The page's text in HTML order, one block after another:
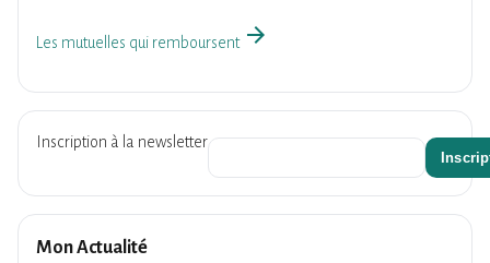
Les mutuelles qui remboursent arrow_forward
Inscription à la newsletter
Mon Actualité